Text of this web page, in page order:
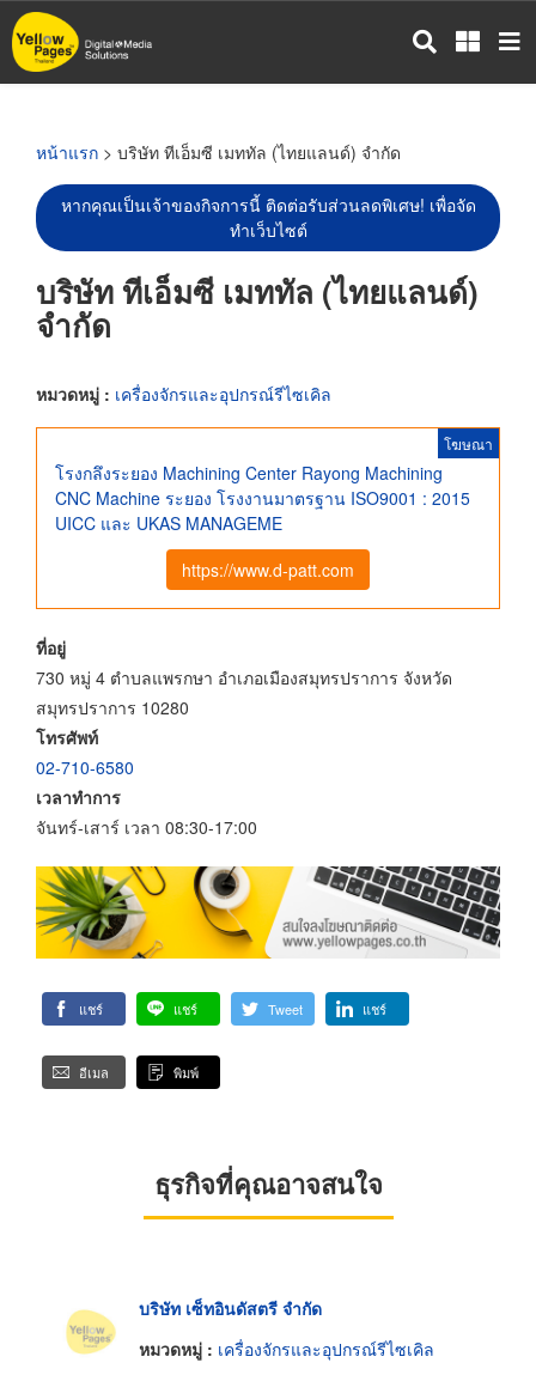
ข้าม
ไป
หน้าแรก > บริษัท ทีเอ็มซี เมททัล (ไทยแลนด์) จำกัด
หากคุณเป็นเจ้าของกิจการนี้ ติดต่อรับส่วนลดพิเศษ! เพื่อจัด
ทำเว็บไซต์
บริษัท ทีเอ็มซี เมททัล (ไทยแลนด์)
จำกัด
หมวดหมู่ : เครื่องจักรและอุปกรณ์รีไซเคิล
โฆษณา
โรงกลึงระยอง Machining Center Rayong Machining
CNC Machine ระยอง โรงงานมาตรฐาน ISO9001 : 2015
UICC และ UKAS MANAGEME
https://www.d-patt.com
ที่อยู่
730 หมู่ 4 ตำบลแพรกษา อำเภอเมืองสมุทรปราการ จังหวัด
สมุทรปราการ 10280
โทรศัพท์
02-710-6580
เวลาทำการ
จันทร์-เสาร์ เวลา 08:30-17:00
แชร์ แชร์ Tweet แชร์
อีเมล พิมพ์
ธุรกิจที่คุณอาจสนใจ
บริษัท เซ็ทอินดัสตรี จำกัด
หมวดหมู่ : เครื่องจักรและอุปกรณ์รีไซเคิล